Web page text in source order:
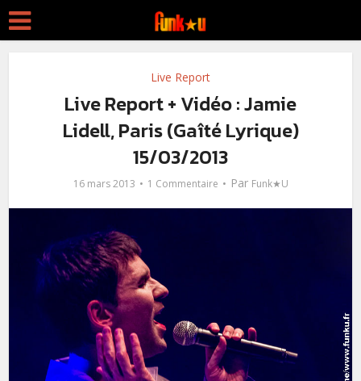
Live Report
Live Report + Vidéo : Jamie
Lidell, Paris (Gaîté Lyrique)
15/03/2013
16 mars 2013 1 Commentaire Par Funk★U